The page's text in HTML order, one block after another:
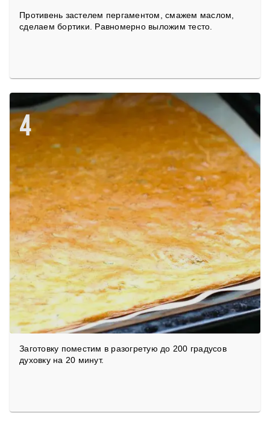
Противень застелем пергаментом, смажем маслом,
сделаем бортики. Равномерно выложим тесто.
4
Заготовку поместим в разогретую до 200 градусов
духовку на 20 минут.